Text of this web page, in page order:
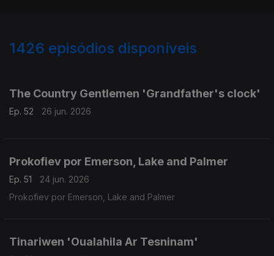
1426 episódios disponíveis
The Country Gentlemen 'Grandfather's clock'
Ep. 52 26 jun. 2026
Prokofiev por Emerson, Lake and Palmer
Ep. 51
24 jun. 2026
Prokofiev por Emerson, Lake and Palmer
Tinariwen 'Oualahila Ar Tesninam'